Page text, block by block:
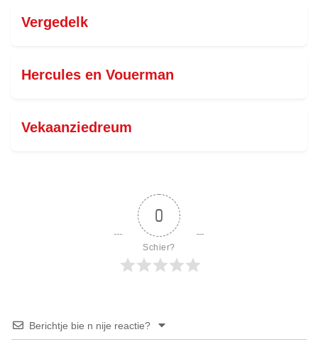
Vergedelk
Hercules en Vouerman
Vekaanziedreum
0
Schier?
Berichtje bie n nije reactie?